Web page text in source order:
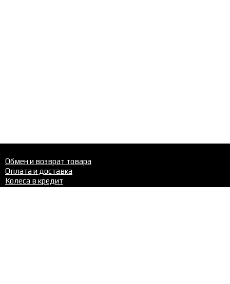
Обмен и возврат товара
Оплата и доставка
Колеса в кредит